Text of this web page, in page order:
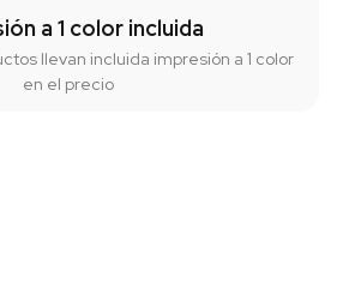
a 1 color incluida
llevan incluida impresión a 1 color
en el precio